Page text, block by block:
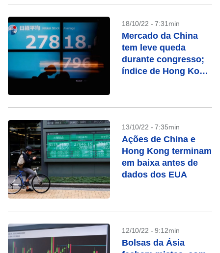
18/10/22 - 7:31min
Mercado da China
tem leve queda
durante congresso;
índice de Hong Kong
13/10/22 - 7:35min
Ações de China e
Hong Kong terminam
em baixa antes de
dados dos EUA
12/10/22 - 9:12min
Bolsas da Ásia